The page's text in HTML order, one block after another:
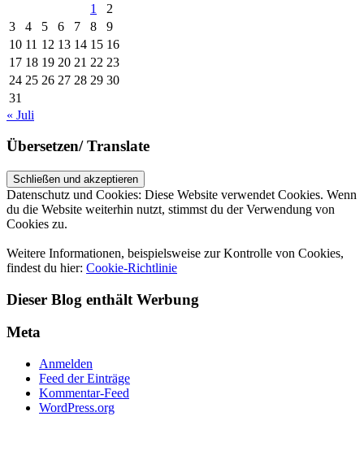
1
2
3
4 5 6 7 8
9
10 11 12 13 14 15 16
17 18 19 20 21 22 23
24 25 26 27 28 29 30
31
« Juli
Übersetzen/ Translate
Datenschutz und Cookies: Diese Website verwendet Cookies. Wenn
du die Website weiterhin nutzt, stimmst du der Verwendung von
Cookies zu.
Weitere Informationen, beispielsweise zur Kontrolle von Cookies,
findest du hier: Cookie-Richtlinie
Dieser Blog enthält Werbung
Meta
Anmelden
Feed der Einträge
Kommentar-Feed
WordPress.org